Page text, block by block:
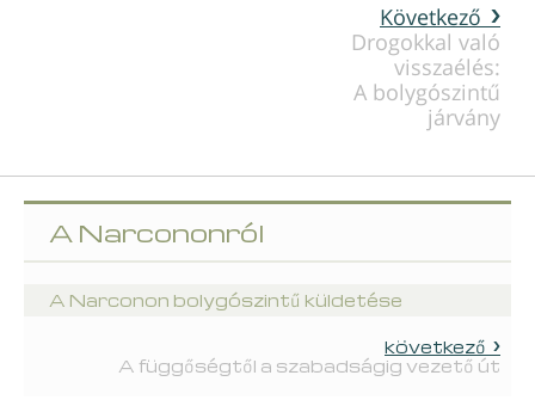
Következő
Drogokkal való
visszaélés:
A bolygószintű
járvány
A Narcononról
A Narconon bolygószintű küldetése
következő
A függőségtől a szabadságig vezető út